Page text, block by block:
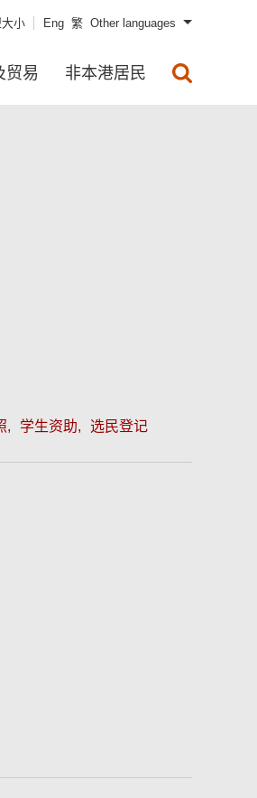
小 Eng 繁 Other languages
贸易 非本港居民
学生资助 选民登记